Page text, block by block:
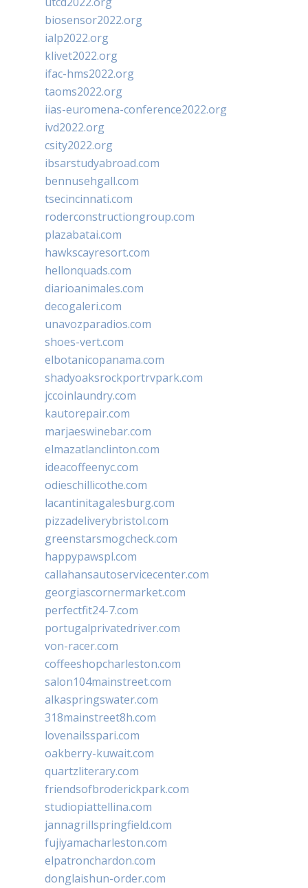
biosensor2022.org
ialp2022.org
klivet2022.org
ifac-hms2022.org
taoms2022.org
iias-euromena-conference2022.org
ivd2022.org
csity2022.org
ibsarstudyabroad.com
bennusehgall.com
tsecincinnati.com
roderconstructiongroup.com
plazabatai.com
hawkscayresort.com
hellonquads.com
diarioanimales.com
decogaleri.com
unavozparadios.com
shoes-vert.com
elbotanicopanama.com
shadyoaksrockportrvpark.com
jccoinlaundry.com
kautorepair.com
marjaeswinebar.com
elmazatlanclinton.com
ideacoffeenyc.com
odieschillicothe.com
lacantinitagalesburg.com
pizzadeliverybristol.com
greenstarsmogcheck.com
happypawspl.com
callahansautoservicecenter.com
georgiascornermarket.com
perfectfit24-7.com
portugalprivatedriver.com
von-racer.com
coffeeshopcharleston.com
salon104mainstreet.com
alkaspringswater.com
318mainstreet8h.com
lovenailsspari.com
oakberry-kuwait.com
quartzliterary.com
friendsofbroderickpark.com
studiopiattellina.com
jannagrillspringfield.com
fujiyamacharleston.com
elpatronchardon.com
donglaishun-order.com